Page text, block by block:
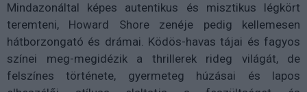
Mindazonáltal képes autentikus és misztikus légkört
teremteni, Howard Shore zenéje pedig kellemesen
hátborzongató és drámai. Ködös-havas tájai és fagyos
színei meg-megidézik a thrillerek rideg világát, de
felszínes története, gyermeteg húzásai és lapos